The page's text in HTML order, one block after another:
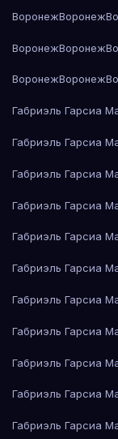
ВоронежВоронеж
ВоронежВоронеж
ВоронежВоронеж
Габриэль Гарсиа
Габриэль Гарсиа
Габриэль Гарсиа
Габриэль Гарсиа
Габриэль Гарсиа
Габриэль Гарсиа
Габриэль Гарсиа
Габриэль Гарсиа
Габриэль Гарсиа
Габриэль Гарсиа
Габриэль Гарсиа